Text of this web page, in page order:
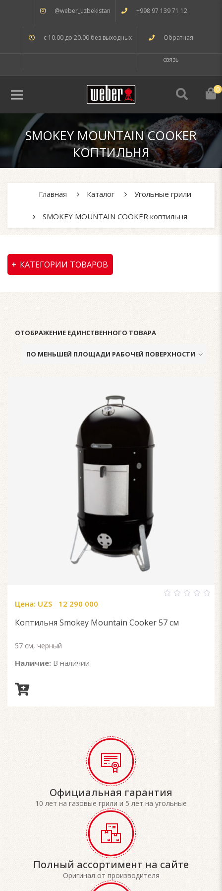
@weber_uzbekistan +998 97 139 71 12
с 10.00 до 20.00 без выходных Обратная
связь
0
SMOKEY MOUNTAIN COOKER
КОПТИЛЬНЯ
Главная Каталог Угольные грили
SMOKEY MOUNTAIN COOKER коптильня
КАТЕГОРИИ ТОВАРОВ
ОТОБРАЖЕНИЕ ЕДИНСТВЕННОГО ТОВАРА
5
Цена: UZS 12 290 000
Коптильня Smokey Mountain Cooker 57 см
57 см, черный
Наличие: В наличии
Официальная гарантия
10 лет на газовые грили и 5 лет на угольные
Полный ассортимент на сайте
Оригинал от производителя